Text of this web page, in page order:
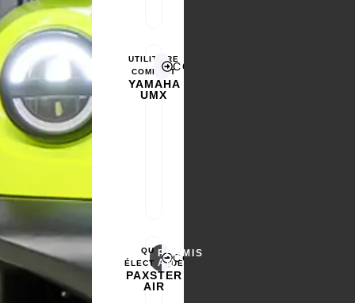
UTILITAIRE
COMPACT
YAMAHA
UMX
CONFIGURER
PERMIS
AM
QUAD
ÉLECTRIQUE
PAXSTER
AIR
CONFIGURER